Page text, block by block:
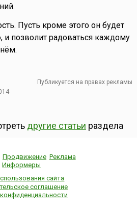
Пусть кроме этого он будет
и позволит радоваться каждому
Публикуется на правах рекламы
другие статьи раздела
Продвижение Реклама
Информеры
сайта
соглашение